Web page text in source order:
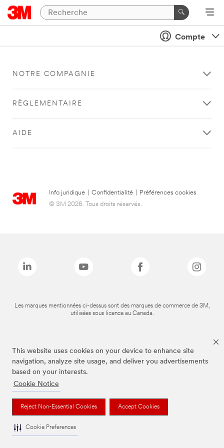
This website uses cookies on your device to enhance site
navigation, analyze site usage, and deliver you advertisements
based on your interests.
Cookie Notice
Reject Non-Essential Cookies Accept Cookies
Cookie Preferences
Compte
NOTRE COMPAGNIE
RÈGLEMENTAIRE
AIDE
Info juridique Confidentialité
Préférences cookies
© 3M 2026. Tous droits réservés.
Les marques mentionnées ci-dessus sont des marques de commerce de 3M,
utilisées sous licence au Canada.